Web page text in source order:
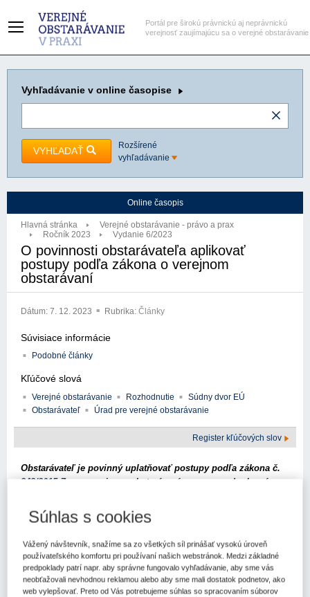
Portál pre širokú právnickú aj neprávnickú
verejnosť zaujímajúcu sa o verejné obstarávanie
Vyhľadávanie v online časopise
VYHĽADAŤ
Rozšírené
vyhľadávanie
Online časopis
Hlavná stránka
Verejné obstarávanie - právo a prax
Ročník 2023
Vydanie 6/2023
O povinnosti obstarávateľa aplikovať
postupy podľa zákona o verejnom
obstarávaní
Dátum: 7. 12. 2023 Rubrika: Články
Súvisiace informácie
Podobné články
Kľúčové slová
Verejné obstarávanie Rozhodnutie
Súdny dvor EÚ
Obstarávateľ
Úrad pre verejné obstarávanie
Register kľúčových slov
Obstarávateľ je povinný uplatňovať postupy podľa zákona č.
343/2015 Z.z.
o verejnom obstarávaní o zmene a doplnení
zákaziek súvisiacich s činnosťami, ktoré vykonáva v jednom
alebo vo viacerých odvetviach uvedených v
odvetvovými činnosťami?
Obstarávateľ je jedným zo subjektov, na ktorý sa vzťahuje osobná
pôsobnosťZVO. Z hľadiska vecnej pôsobnosti saZVOvzťahuje
Súhlas s cookies
Vážený návštevník, snažíme sa zo všetkých síl prinášať vysokú úroveň
používateľského komfortu pri používaní našich webstránok. Medzi základné
predpoklady patrí napr. aby správne fungovalo vyhľadávanie, aby sme vás
neobťažovali nevhodnou reklamou alebo aby sme mali dostatok podnetov, ako
web vylepšovať. Preto od Vás potrebujeme súhlas so spracovaním súborov